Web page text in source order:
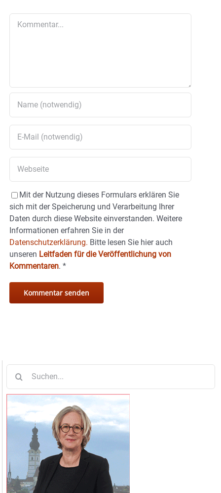
Mit der Nutzung dieses Formulars erklären Sie
sich mit der Speicherung und Verarbeitung Ihrer
Daten durch diese Website einverstanden. Weitere
Informationen erfahren Sie in der
Datenschutzerklärung. Bitte lesen Sie hier auch
unseren Leitfaden für die Veröffentlichung von
Kommentaren. *
nach: